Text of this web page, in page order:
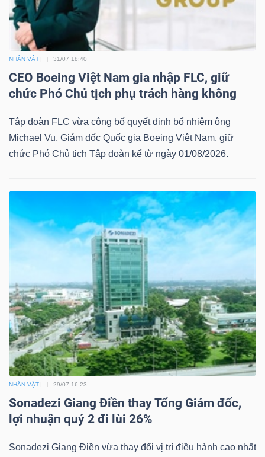
NHÂN VẬT 31/07 18:40
CEO Boeing Việt Nam gia nhập FLC, giữ
chức Phó Chủ tịch phụ trách hàng không
Tập đoàn FLC vừa công bố quyết định bổ nhiệm ông
Michael Vu, Giám đốc Quốc gia Boeing Việt Nam, giữ
chức Phó Chủ tịch Tập đoàn kể từ ngày 01/08/2026.
NHÂN VẬT 29/07 16:23
Sonadezi Giang Điền thay Tổng Giám đốc,
lợi nhuận quý 2 đi lùi 26%
Sonadezi Giang Điền vừa thay đổi vị trí điều hành cao nhất
Đào
tạo
Sách
tài
chính
Công
cụ
đầu
Truyền
thông
tài
chính